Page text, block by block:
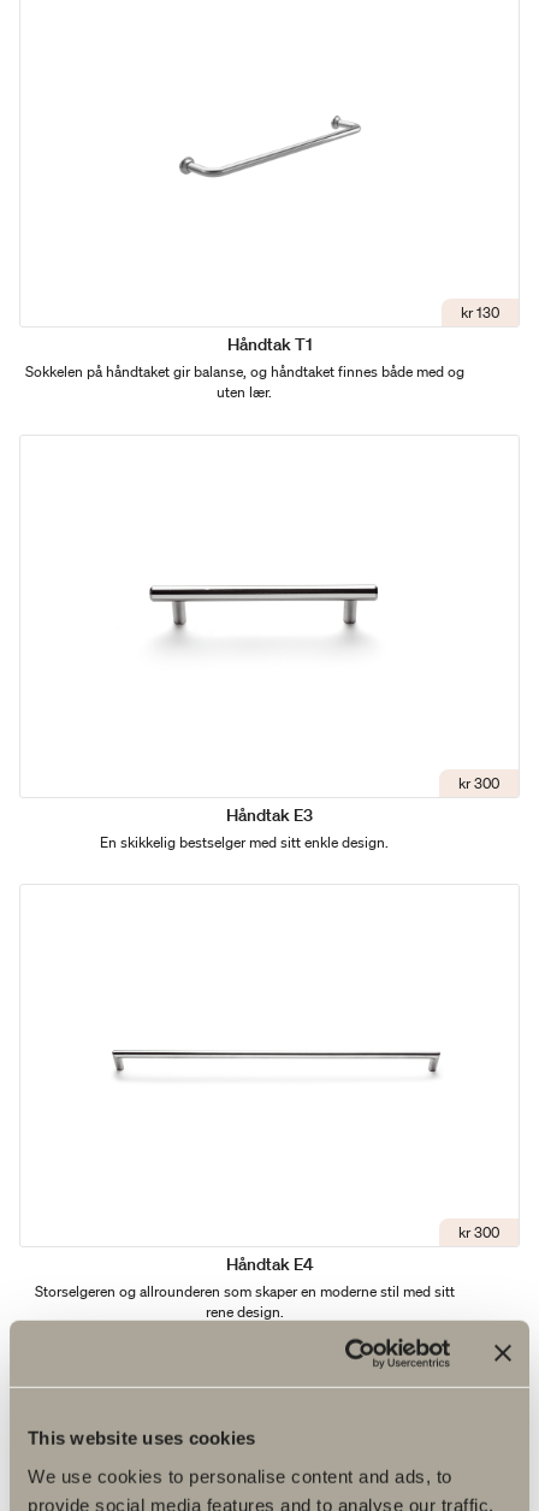
This website uses cookies
We use cookies to personalise content and ads, to
provide social media features and to analyse our traffic.
kr 130
Håndtak T1
Sokkelen på håndtaket gir balanse, og håndtaket finnes både med og
uten lær.
kr 300
Håndtak E3
En skikkelig bestselger med sitt enkle design.
kr 300
Håndtak E4
Storselgeren og allrounderen som skaper en moderne stil med sitt
rene design.